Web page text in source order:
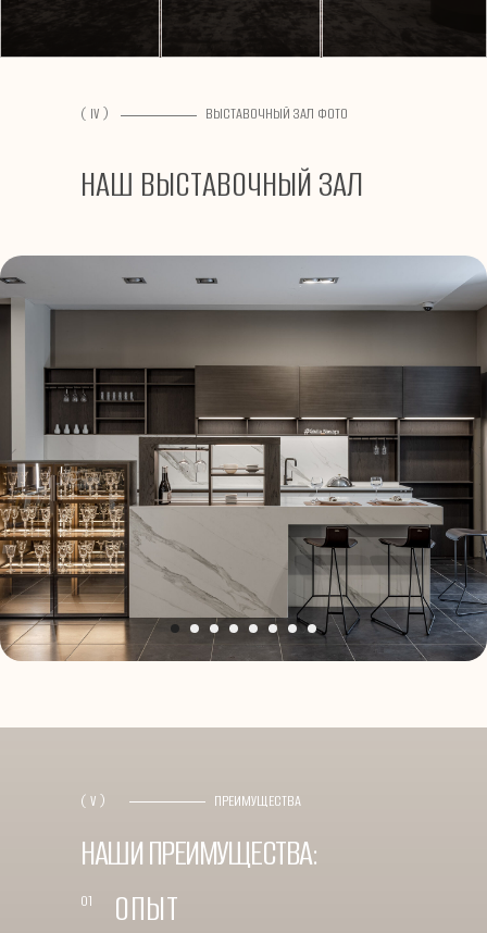
НАШ ВЫСТАВОЧНЫЙ ЗАЛ
( IV ) ВЫСТАВОЧНЫЙ ЗАЛ ФОТО
( V ) ПРЕИМУЩЕСТВА
ОПЫТ
01
НАШИ ПРЕИМУЩЕСТВА: